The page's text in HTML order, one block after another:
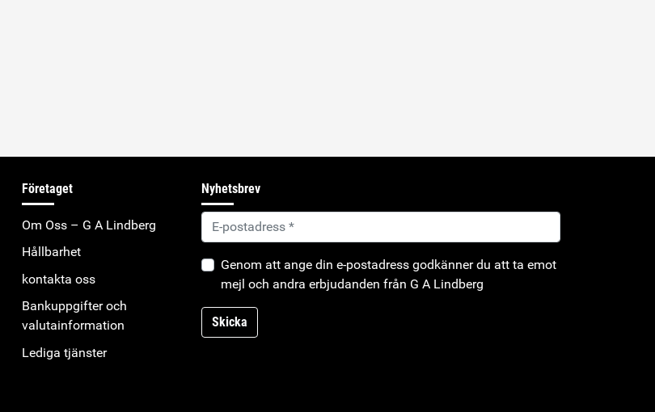
Företaget
Om Oss – G A Lindberg
Hållbarhet
kontakta oss
Bankuppgifter och
valutainformation
Lediga tjänster
Nyhetsbrev
Genom att ange din e-postadress godkänner du att ta emot
mejl och andra erbjudanden från G A Lindberg
Skicka